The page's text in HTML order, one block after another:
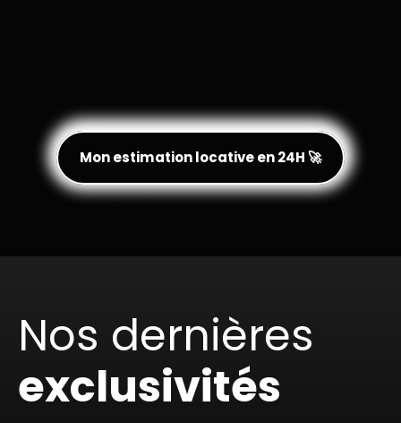
Mon estimation locative en 24H 🚀
Nos dernières
exclusivités